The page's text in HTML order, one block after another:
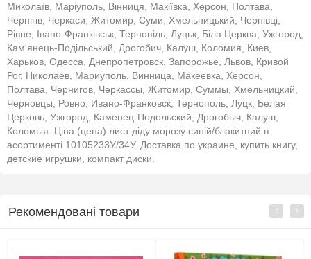
Миколаїв, Маріуполь, Вінниця, Макіївка, Херсон, Полтава,
Чернігів, Черкаси, Житомир, Суми, Хмельницький, Чернівці,
Рівне, Івано-Франківськ, Тернопіль, Луцьк, Біла Церква, Ужгород,
Кам'янець-Подільський, Дрогобич, Калуш, Коломия, Киев,
Харьков, Одесса, Днепропетровск, Запорожье, Львов, Кривой
Рог, Николаев, Мариуполь, Винница, Макеевка, Херсон,
Полтава, Чернигов, Черкассы, Житомир, Суммы, Хмельницкий,
Черновцы, Ровно, Ивано-Франковск, Тернополь, Луцк, Белая
Церковь, Ужгород, Каменец-Подольский, Дрогобыч, Калуш,
Коломыя. Ціна (цена) лист діду морозу синій/блакитний в
асортименті 10105233У/34У. Доставка по украине, купить книгу,
детские игрушки, компакт диски.
Рекомендовані товари